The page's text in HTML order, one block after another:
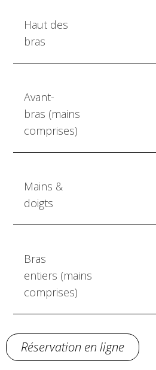
Haut des
bras
Avant-
bras (mains
comprises)
Mains &
doigts
Bras
entiers (mains
comprises)
Réservation en ligne